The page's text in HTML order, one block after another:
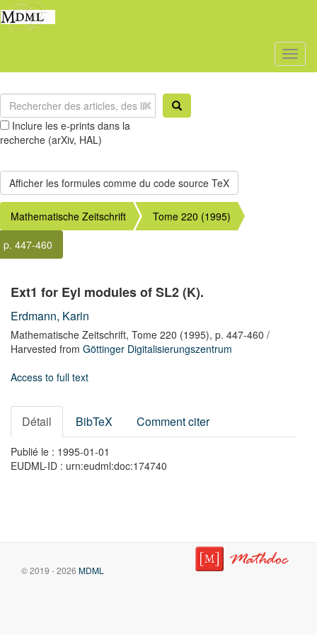
Inclure les e-prints dans la
recherche (arXiv, HAL)
Mathematische Zeitschrift
Tome 220 (1995)
p. 447-460
Ext1 for Eyl modules of SL2 (K).
Erdmann, Karin
Mathematische Zeitschrift, Tome 220 (1995), p. 447-460 /
Harvested from Göttinger Digitalisierungszentrum
Access to full text
Détail BibTeX Comment citer
Publié le : 1995-01-01
EUDML-ID : urn:eudml:doc:174740
© 2019 - 2026 MDML